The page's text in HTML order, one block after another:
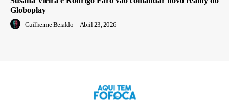
Globoplay
Guilherme Beraldo - Abril 23, 2026